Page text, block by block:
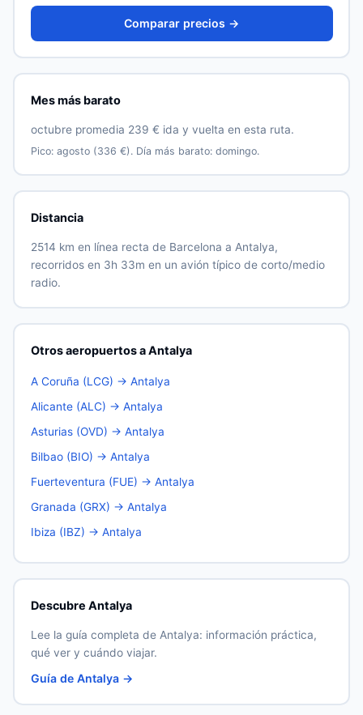
Comparar precios →
Mes más barato
octubre promedia 239 € ida y vuelta en esta ruta.
Pico: agosto (336 €). Día más barato: domingo.
Distancia
2514 km en línea recta de Barcelona a Antalya,
recorridos en 3h 33m en un avión típico de corto/medio
radio.
Otros aeropuertos a Antalya
A Coruña (LCG) → Antalya
Alicante (ALC) → Antalya
Asturias (OVD) → Antalya
Bilbao (BIO) → Antalya
Fuerteventura (FUE) → Antalya
Granada (GRX) → Antalya
Ibiza (IBZ) → Antalya
Descubre Antalya
Lee la guía completa de Antalya: información práctica,
qué ver y cuándo viajar.
Guía de Antalya →